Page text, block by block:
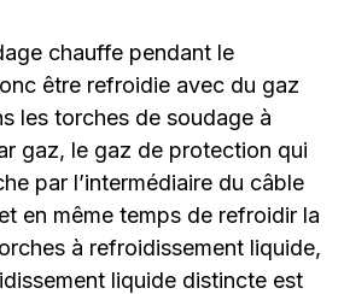
chauffe pendant le
être refroidie avec du gaz
les torches de soudage à
gaz, le gaz de protection qui
par l’intermédiaire du câble
en même temps de refroidir la
à refroidissement liquide,
liquide distincte est